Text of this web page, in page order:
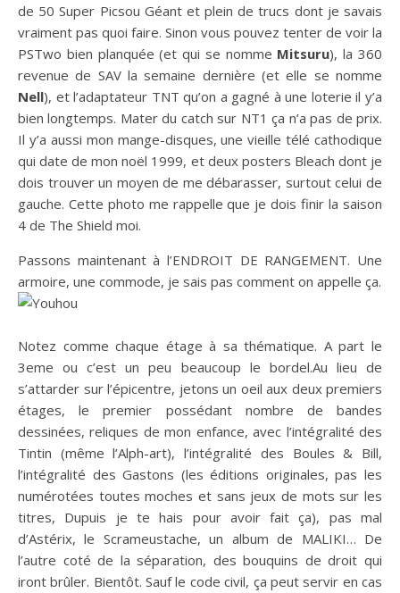
de 50 Super Picsou Géant et plein de trucs dont je savais
vraiment pas quoi faire. Sinon vous pouvez tenter de voir la
PSTwo bien planquée (et qui se nomme Mitsuru), la 360
revenue de SAV la semaine dernière (et elle se nomme
Nell), et l’adaptateur TNT qu’on a gagné à une loterie il y’a
bien longtemps. Mater du catch sur NT1 ça n’a pas de prix.
Il y’a aussi mon mange-disques, une vieille télé cathodique
qui date de mon noël 1999, et deux posters Bleach dont je
dois trouver un moyen de me débarasser, surtout celui de
gauche. Cette photo me rappelle que je dois finir la saison
4 de The Shield moi.
Passons maintenant à l’ENDROIT DE RANGEMENT. Une
armoire, une commode, je sais pas comment on appelle ça.
Notez comme chaque étage à sa thématique. A part le
3eme ou c’est un peu beaucoup le bordel.Au lieu de
s’attarder sur l’épicentre, jetons un oeil aux deux premiers
étages, le premier possédant nombre de bandes
dessinées, reliques de mon enfance, avec l’intégralité des
Tintin (même l’Alph-art), l’intégralité des Boules & Bill,
l’intégralité des Gastons (les éditions originales, pas les
numérotées toutes moches et sans jeux de mots sur les
titres, Dupuis je te hais pour avoir fait ça), pas mal
d’Astérix, le Scrameustache, un album de MALIKI… De
l’autre coté de la séparation, des bouquins de droit qui
iront brûler. Bientôt. Sauf le code civil, ça peut servir en cas